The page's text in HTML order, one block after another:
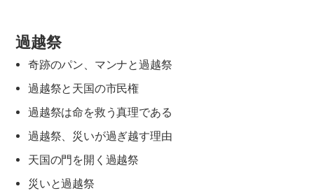
過越祭
奇跡のパン、マンナと過越祭
過越祭と天国の市民権
過越祭は命を救う真理である
過越祭、災いが過ぎ越す理由
天国の門を開く過越祭
災いと過越祭